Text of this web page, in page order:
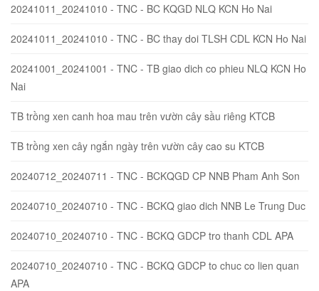
20241011_20241010 - TNC - BC KQGD NLQ KCN Ho Nai
20241011_20241010 - TNC - BC thay doi TLSH CDL KCN Ho Nai
20241001_20241001 - TNC - TB giao dich co phieu NLQ KCN Ho
Nai
TB trồng xen canh hoa mau trên vườn cây sầu riêng KTCB
TB trồng xen cây ngắn ngày trên vườn cây cao su KTCB
20240712_20240711 - TNC - BCKQGD CP NNB Pham Anh Son
20240710_20240710 - TNC - BCKQ giao dich NNB Le Trung Duc
20240710_20240710 - TNC - BCKQ GDCP tro thanh CDL APA
20240710_20240710 - TNC - BCKQ GDCP to chuc co lien quan
APA